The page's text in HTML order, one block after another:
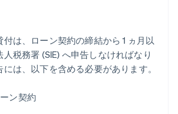
は、ローン契約の締結から 1 ヵ月以
税務署 (SIE) へ申告しなければなり
は、以下を含める必要があります。
ン契約